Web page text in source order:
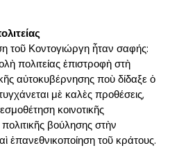
τοῦ Κοντογιώργη ἦταν σαφής:
πολιτείας ἐπιστροφὴ στὴ
αὐτοκυβέρνησης ποὺ δίδαξε ὁ
μὲ καλὲς προθέσεις,
κοινοτικῆς
βούλησης στὴν
ἐπανεθνικοποίηση τοῦ κράτους.